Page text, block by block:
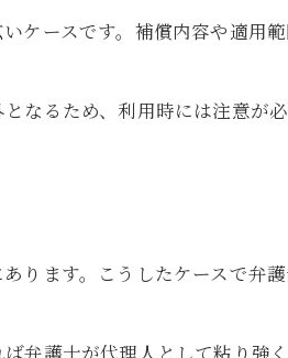
ケースです。補償内容や適用
なるため、利用時には注意が
ります。こうしたケースで弁
弁護士が代理人として粘り強